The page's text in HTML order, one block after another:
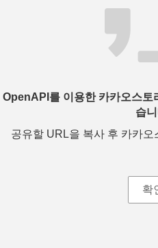
OpenAPI를 이용한 카카오스토
습
공유할 URL을 복사 후 카카
확